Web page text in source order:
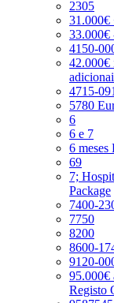
2305
31.000€
33.000€
4150-
42.000€
4715-
5780
6
6 e 7
6 meses
69
7;
Package
7400-
7750
8200
8600-
9120-
95.000€
Registo